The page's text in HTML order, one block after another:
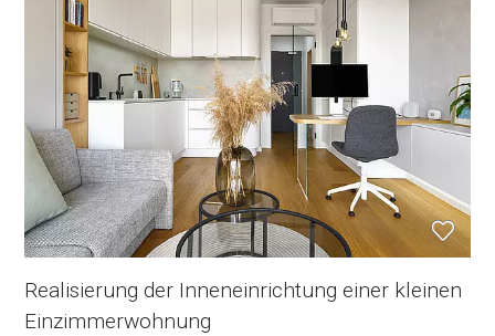
Realisierung der Inneneinrichtung einer kleinen
Einzimmerwohnung